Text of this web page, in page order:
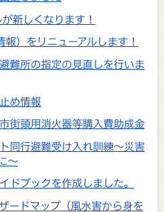
新しくなります！
）をリニューアルします！
難所の指定の見直しを行いま
め情報
街頭用消火器等購入費助成金
同行避難受け入れ訓練～災害
～
ドブックを作成しました。
ードマップ（風水害から身を